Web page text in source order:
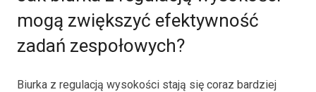
mogą zwiększyć efektywność
zadań zespołowych?
Biurka z regulacją wysokości stają się coraz bardziej